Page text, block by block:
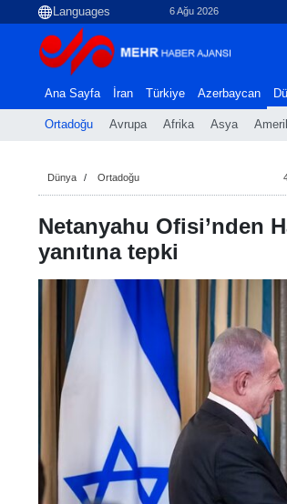
6 Ağu 2026
Ana Sayfa İran Türkiye Azerbaycan
Ortadoğu Avrupa Afrika Asya
Dünya Ortadoğu
Netanyahu Ofisi’nden
yanıtına tepki